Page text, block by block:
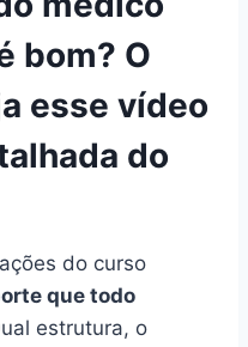
bom? O
esse vídeo
do
do curso
que todo
estrutura, o